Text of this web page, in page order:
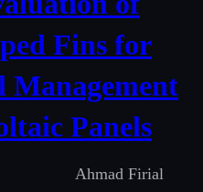
Fins for
Management
Panels
Ahmad Firial